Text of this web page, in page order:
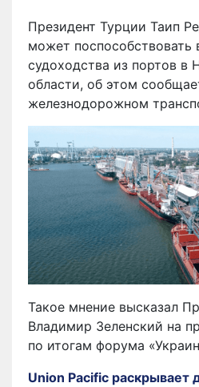
Президент Турции Таип
может поспособствовать
судоходства из портов в
области, об этом
железнодорожном
Такое мнение высказал
Владимир Зеленский на
по итогам форума
Union Pacific раскрывает